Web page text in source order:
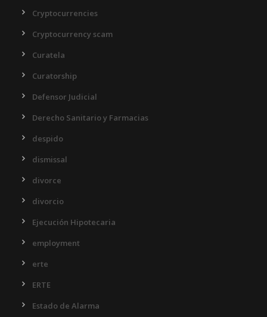
Cryptocurrencies
Cryptocurrency scam
Curatela
Curatorship
Defensor Judicial
Derecho Sanitario y Farmacias
despido
dismissal
divorce
divorcio
Ejecución Hipotecaria
employment
erte
ERTE
Estado de Alarma